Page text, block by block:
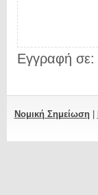
Εγγραφή σε:
Νομική Σημείωση|